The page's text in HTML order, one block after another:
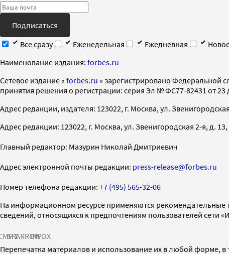
Подписаться
Все сразу
Еженедельная Ежедневная
Наименование издания: forbes.ru
Cетевое издание « forbes.ru » зарегистрировано Федеральной
принятия решения о регистрации: серия Эл № ФС77-82431 от 23
Адрес редакции, издателя: 123022, г. Москва, ул.
Адрес редакции: 123022, г. Москва, ул. Звенигородская 2-я, д. 13,
Главный редактор: Мазурин Николай Дмитриевич
Адрес электронной почты редакции: press-release@forbes.ru
Номер телефона редакции: +7 (495) 565-32-06
На информационном ресурсе применяются рекомендательные
сведений, относящихся к предпочтениям пользователей сети
SPARROWINFOX
Перепечатка материалов и использование их в любой форме,